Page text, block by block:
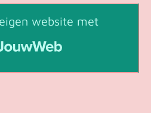
website met